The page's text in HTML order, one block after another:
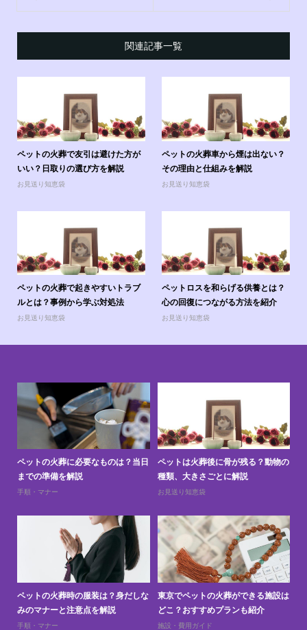
関連記事一覧
ペットの火葬で友引は避けた方が
いい？日取りの選び方を解説
お見送り知恵袋
ペットの火葬車から煙は出ない？
その理由と仕組みを解説
お見送り知恵袋
ペットの火葬で起きやすいトラブ
ルとは？事例から学ぶ対処法
お見送り知恵袋
ペットロスを和らげる供養とは？
心の回復につながる方法を紹介
お見送り知恵袋
ペットの火葬に必要なものは？当日
までの準備を解説
手順・マナー
ペットは火葬後に骨が残る？動物の
種類、大きさごとに解説
お見送り知恵袋
ペットの火葬時の服装は？身だしな
みのマナーと注意点を解説
手順・マナー
東京でペットの火葬ができる施設は
どこ？おすすめプランも紹介
施設・費用ガイド